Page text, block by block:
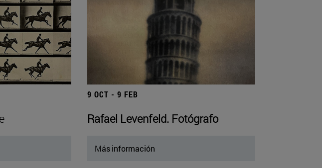
9 OCT - 9 FEB
Rafael Levenfeld. Fotógrafo
Más información